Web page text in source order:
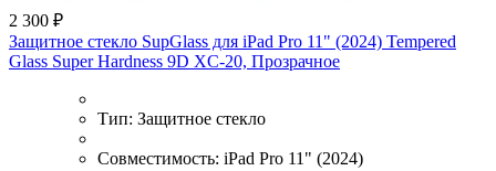
2 300 ₽
Защитное стекло SupGlass для iPad Pro 11" (2024) Tempered
Glass Super Hardness 9D XC-20, Прозрачное
Тип: Защитное стекло
Совместимость: iPad Pro 11" (2024)